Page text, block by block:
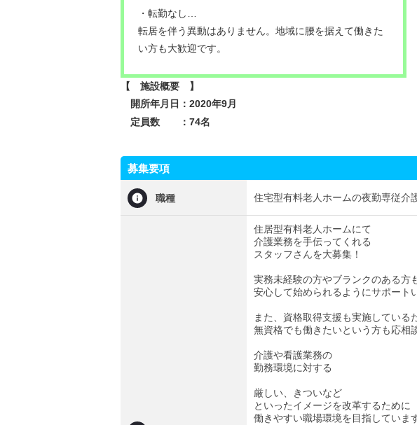
・転勤なし…
転居を伴う異動はありません。地域に腰を据えて働きた
い方も大歓迎です。
【 施設概要 】
開所年月日：2020年9月
定員数 ：74名
募集要項
職種 住宅型有料老人ホームの夜勤専従介
住居型有料老人ホームにて
介護業務を手伝ってくれる
スタッフさんを大募集！
実務未経験の方やブランクのある方
安心して始められるようにサポート
また、資格取得支援も実施している
無資格でも働きたいという方も応相
介護や看護業務の
勤務環境に対する
厳しい、きついなど
といったイメージを改革するために
働きやすい職場環境を目指していま